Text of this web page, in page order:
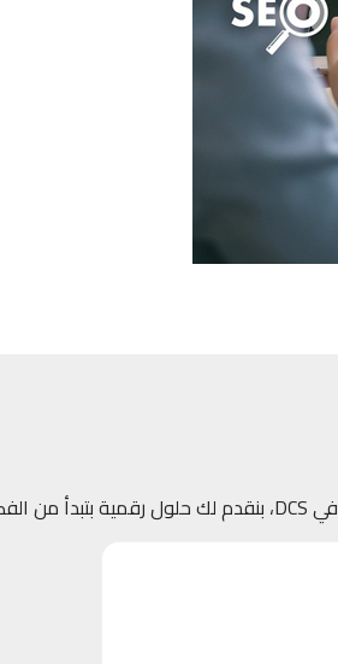
في DCS، بنقدم لك حلول رقمية بتبدأ من الفكرة وتوصل بيك للقمة.